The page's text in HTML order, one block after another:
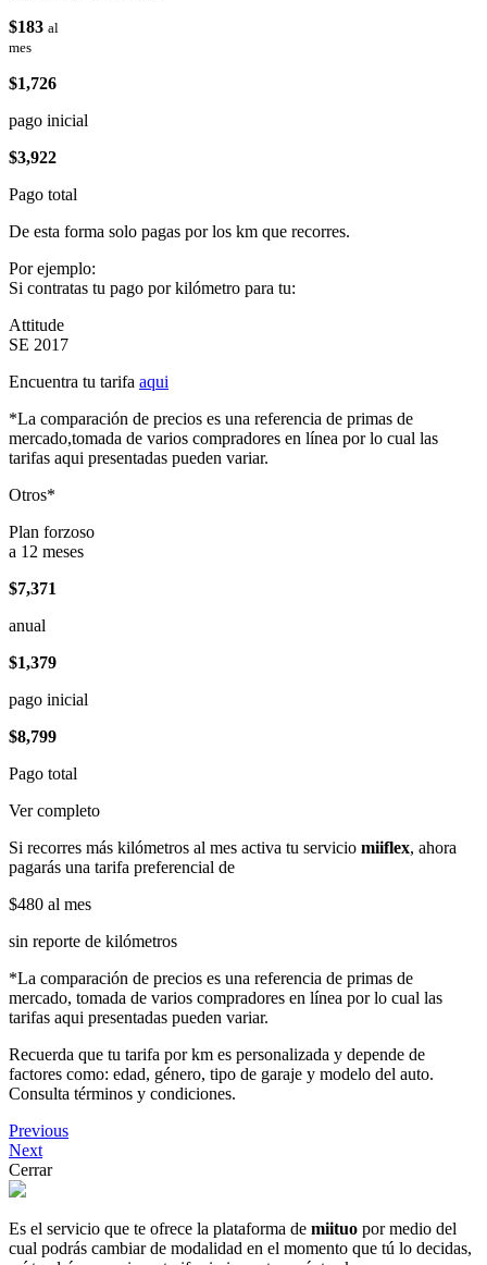
$183 al
mes
$1,726
pago inicial
$3,922
Pago total
De esta forma solo pagas por los km que recorres.
Por ejemplo:
Si contratas tu pago por kilómetro para tu:
Attitude
SE 2017
Encuentra tu tarifa aqui
*La comparación de precios es una referencia de primas de
mercado,tomada de varios compradores en línea por lo cual las
tarifas aqui presentadas pueden variar.
Otros*
Plan forzoso
a 12 meses
$7,371
anual
$1,379
pago inicial
$8,799
Pago total
Ver completo
Si recorres más kilómetros al mes activa tu servicio miiflex, ahora
pagarás una tarifa preferencial de
$480 al mes
sin reporte de kilómetros
*La comparación de precios es una referencia de primas de
mercado, tomada de varios compradores en línea por lo cual las
tarifas aqui presentadas pueden variar.
Recuerda que tu tarifa por km es personalizada y depende de
factores como: edad, género, tipo de garaje y modelo del auto.
Consulta términos y condiciones.
Previous
Next
Cerrar
Es el servicio que te ofrece la plataforma de miituo por medio del
cual podrás cambiar de modalidad en el momento que tú lo decidas,